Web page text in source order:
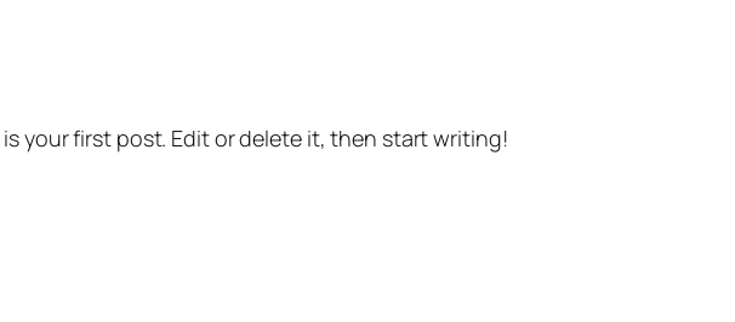
your first post. Edit or delete it, then start writing!